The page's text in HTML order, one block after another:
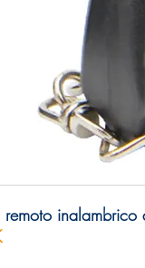
remoto